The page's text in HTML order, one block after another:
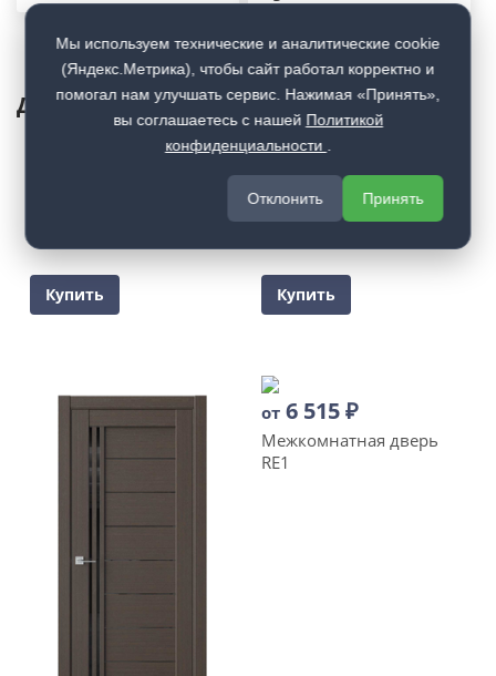
Другие двери из этой коллекции
Купить
7 125₽
Межкомнатная дверь
Купить
от 6 515₽
Межкомнатная дверь
RE1
Мы используем технические и аналитические cookie
(Яндекс.Метрика), чтобы сайт работал корректно и
помогал нам улучшать сервис. Нажимая «Принять»,
вы соглашаетесь с нашей Политикой
конфиденциальности
Отклонить Принять